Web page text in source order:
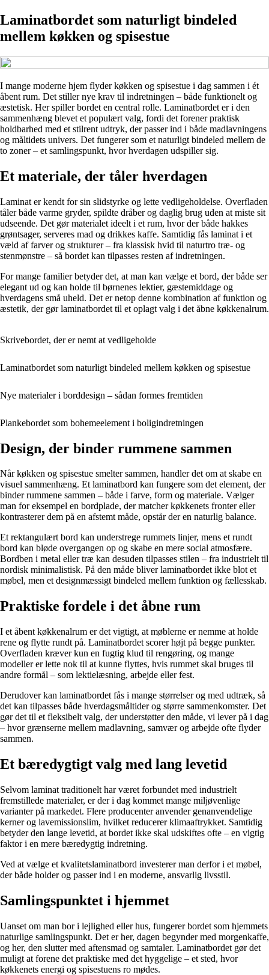
Laminatbordet som naturligt bindeled
mellem køkken og spisestue
I mange moderne hjem flyder køkken og spisestue i dag sammen i ét
åbent rum. Det stiller nye krav til indretningen – både funktionelt og
æstetisk. Her spiller bordet en central rolle. Laminatbordet er i den
sammenhæng blevet et populært valg, fordi det forener praktisk
holdbarhed med et stilrent udtryk, der passer ind i både madlavningens
og måltidets univers. Det fungerer som et naturligt bindeled mellem de
to zoner – et samlingspunkt, hvor hverdagen udspiller sig.
Et materiale, der tåler hverdagen
Laminat er kendt for sin slidstyrke og lette vedligeholdelse. Overfladen
tåler både varme gryder, spildte dråber og daglig brug uden at miste sit
udseende. Det gør materialet ideelt i et rum, hvor der både hakkes
grøntsager, serveres mad og drikkes kaffe. Samtidig fås laminat i et
væld af farver og strukturer – fra klassisk hvid til naturtro træ- og
stenmønstre – så bordet kan tilpasses resten af indretningen.
For mange familier betyder det, at man kan vælge et bord, der både ser
elegant ud og kan holde til børnenes lektier, gæstemiddage og
hverdagens små uheld. Det er netop denne kombination af funktion og
æstetik, der gør laminatbordet til et oplagt valg i det åbne køkkenalrum.
Skrivebordet, der er nemt at vedligeholde
Laminatbordet som naturligt bindeled mellem køkken og spisestue
Nye materialer i borddesign – sådan formes fremtiden
Plankebordet som bohemeelement i boligindretningen
Design, der binder rummene sammen
Når køkken og spisestue smelter sammen, handler det om at skabe en
visuel sammenhæng. Et laminatbord kan fungere som det element, der
binder rummene sammen – både i farve, form og materiale. Vælger
man for eksempel en bordplade, der matcher køkkenets fronter eller
kontrasterer dem på en afstemt måde, opstår der en naturlig balance.
Et rektangulært bord kan understrege rummets linjer, mens et rundt
bord kan bløde overgangen op og skabe en mere social atmosfære.
Bordben i metal eller træ kan desuden tilpasses stilen – fra industrielt til
nordisk minimalistisk. På den måde bliver laminatbordet ikke blot et
møbel, men et designmæssigt bindeled mellem funktion og fællesskab.
Praktiske fordele i det åbne rum
I et åbent køkkenalrum er det vigtigt, at møblerne er nemme at holde
rene og flytte rundt på. Laminatbordet scorer højt på begge punkter.
Overfladen kræver kun en fugtig klud til rengøring, og mange
modeller er lette nok til at kunne flyttes, hvis rummet skal bruges til
andre formål – som lektielæsning, arbejde eller fest.
Derudover kan laminatbordet fås i mange størrelser og med udtræk, så
det kan tilpasses både hverdagsmåltider og større sammenkomster. Det
gør det til et fleksibelt valg, der understøtter den måde, vi lever på i dag
– hvor grænserne mellem madlavning, samvær og arbejde ofte flyder
sammen.
Et bæredygtigt valg med lang levetid
Selvom laminat traditionelt har været forbundet med industrielt
fremstillede materialer, er der i dag kommet mange miljøvenlige
varianter på markedet. Flere producenter anvender genanvendelige
kerner og lavemissionslim, hvilket reducerer klimaaftrykket. Samtidig
betyder den lange levetid, at bordet ikke skal udskiftes ofte – en vigtig
faktor i en mere bæredygtig indretning.
Ved at vælge et kvalitetslaminatbord investerer man derfor i et møbel,
der både holder og passer ind i en moderne, ansvarlig livsstil.
Samlingspunktet i hjemmet
Uanset om man bor i lejlighed eller hus, fungerer bordet som hjemmets
naturlige samlingspunkt. Det er her, dagen begynder med morgenkaffe,
og her, den slutter med aftensmad og samtaler. Laminatbordet gør det
muligt at forene det praktiske med det hyggelige – et sted, hvor
køkkenets energi og spisestuens ro mødes.